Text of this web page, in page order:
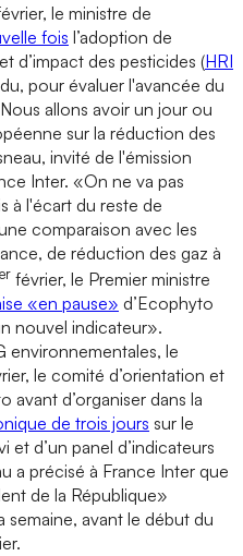
le ministre de
fois l’adoption de
d’impact des pesticides (HRI
pour évaluer l'avancée du
allons avoir un jour ou
sur la réduction des
invité de l'émission
Inter. «On ne va pas
à l'écart du reste de
comparaison avec les
de réduction des gaz à
er février, le Premier ministre
«en pause» d’Ecophyto
nouvel indicateur».
environnementales, le
le comité d’orientation et
avant d’organiser dans la
de trois jours sur le
d’un panel d’indicateurs
a précisé à France Inter que
de la République»
semaine, avant le début du